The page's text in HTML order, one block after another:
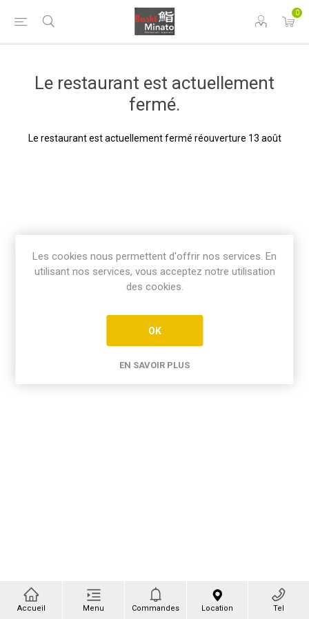
0
Le restaurant est actuellement
fermé.
Le restaurant est actuellement fermé réouverture 13 août
Accueil Menu Commandes Location Tel
Les cookies nous permettent d'offrir nos services. En
utilisant nos services, vous acceptez notre utilisation
des cookies.
OK
EN SAVOIR PLUS